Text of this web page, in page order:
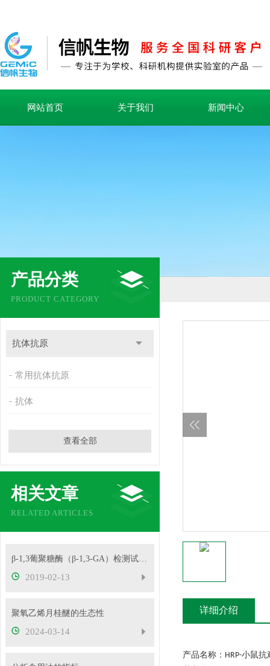
网站首页 关于我们 新闻中心
产品分类
PRODUCT CATEGORY
抗体抗原
常用抗体抗原
抗体
查看全部
相关文章
RELATED ARTICLES
β-1,3葡聚糖酶（β-1,3-GA）检测试剂盒原来可以检测植物样本
2019-02-13
聚氧乙烯月桂醚的生态性
2024-03-14
详细介绍
产品名称： HRP-小鼠抗